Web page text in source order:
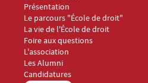
Présentation
Le parcours "École de droit"
La vie de l'École de droit
Foire aux questions
Menu Footer Collège et École de droit 3
L'association
Les Alumni
Menu Footer Collège et École de droit 4
Candidatures